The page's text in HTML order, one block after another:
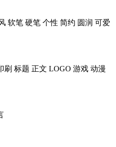
软笔 硬笔 个性 简约 圆润 可爱
刷 标题 正文 LOGO 游戏 动漫